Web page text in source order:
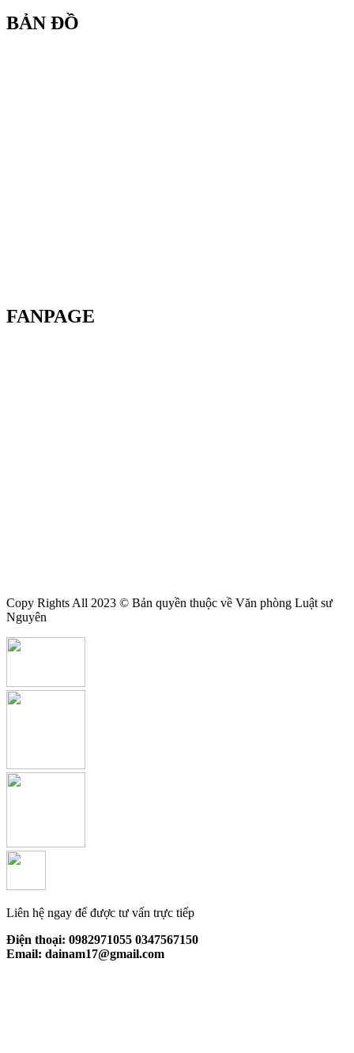
BẢN ĐỒ
FANPAGE
Copy Rights All 2023 © Bản quyền thuộc về Văn phòng Luật sư
Nguyên
Liên hệ ngay để được tư vấn trực tiếp
Điện thoại: 0982971055 0347567150
Email: dainam17@gmail.com